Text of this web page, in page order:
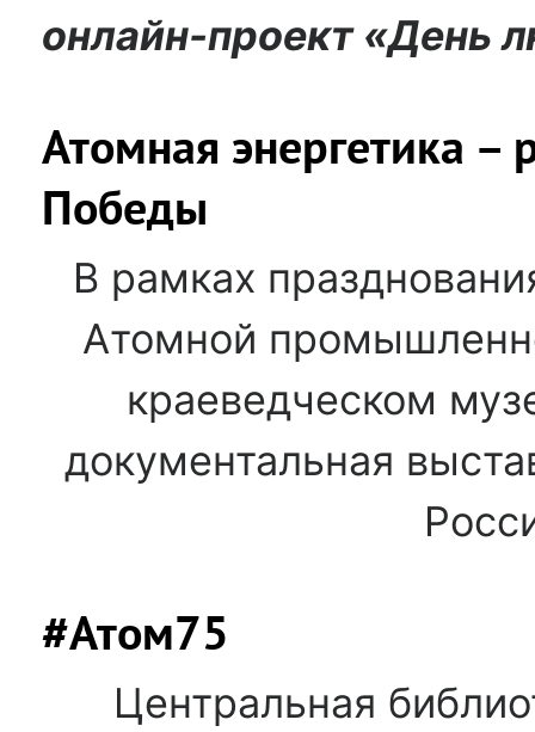
онлайн-проект «День
Атомная энергетика –
Победы
В рамках
Атомной
краеведческом
документальная
#Атом75
Центральная